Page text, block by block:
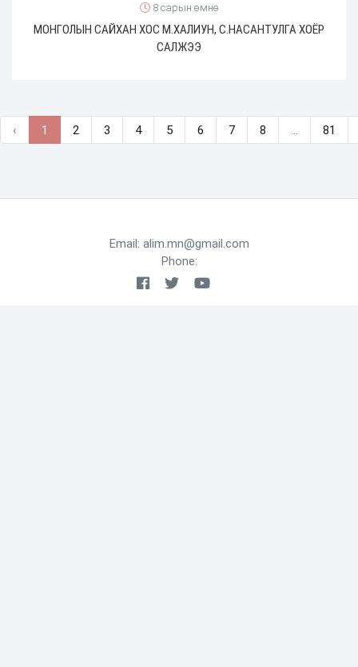
8 сарын өмнө
МОНГОЛЫН САЙХАН ХОС М.ХАЛИУН, С.НАСАНТУЛГА ХОЁР
САЛЖЭЭ
‹ 1 2 3 4 5 6 7 8 ... 81
Email: alim.mn@gmail.com
Phone: